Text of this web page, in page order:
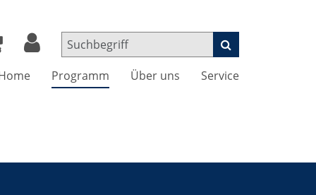
Programm Über uns Service